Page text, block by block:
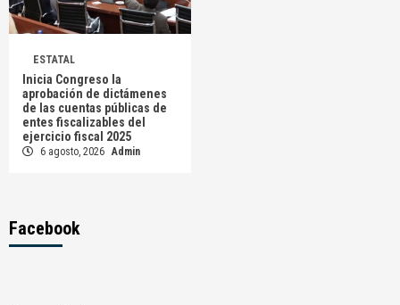
ESTATAL
Inicia Congreso la
aprobación de dictámenes
de las cuentas públicas de
entes fiscalizables del
ejercicio fiscal 2025
6 agosto, 2026 Admin
Facebook